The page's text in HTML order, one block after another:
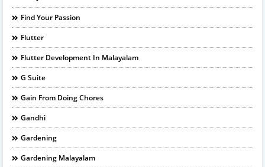
Find Your Passion
Flutter
Flutter Development In Malayalam
G Suite
Gain From Doing Chores
Gandhi
Gardening
Gardening Malayalam